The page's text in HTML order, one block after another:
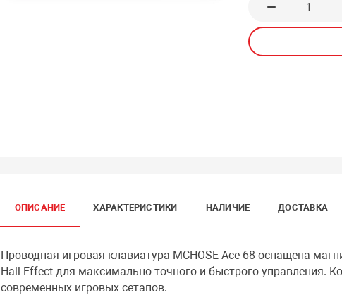
ОПИСАНИЕ ХАРАКТЕРИСТИКИ НАЛИЧИЕ ДОСТАВКА
Проводная игровая клавиатура MCHOSE Ace 68 оснащена
Hall Effect для максимально точного и быстрого управления.
современных игровых сетапов.